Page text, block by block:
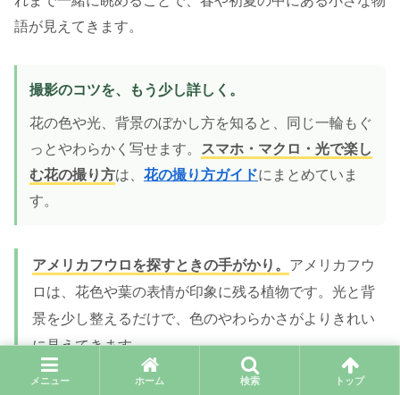
語が見えてきます。
撮影のコツを、もう少し詳しく。
花の色や光、背景のぼかし方を知ると、同じ一輪もぐ
っとやわらかく写せます。
スマホ・マクロ・光で楽し
む花の撮り方は、 花の撮り方ガイドにまとめていま
す。
アメリカフウロを探すときの手がかり。 アメリカフウ
ロは、花色や葉の表情が印象に残る植物です。光と背
景を少し整えるだけで、色のやわらかさがよりきれい
に見えてきます。
メニュー ホーム 検索 トップ